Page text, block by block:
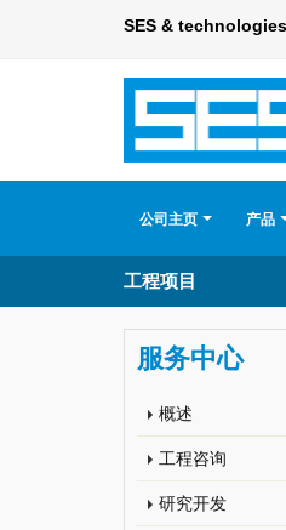
SES &
公司主页 产品
工程项目
服务中心
概述
工程咨询
研究开发